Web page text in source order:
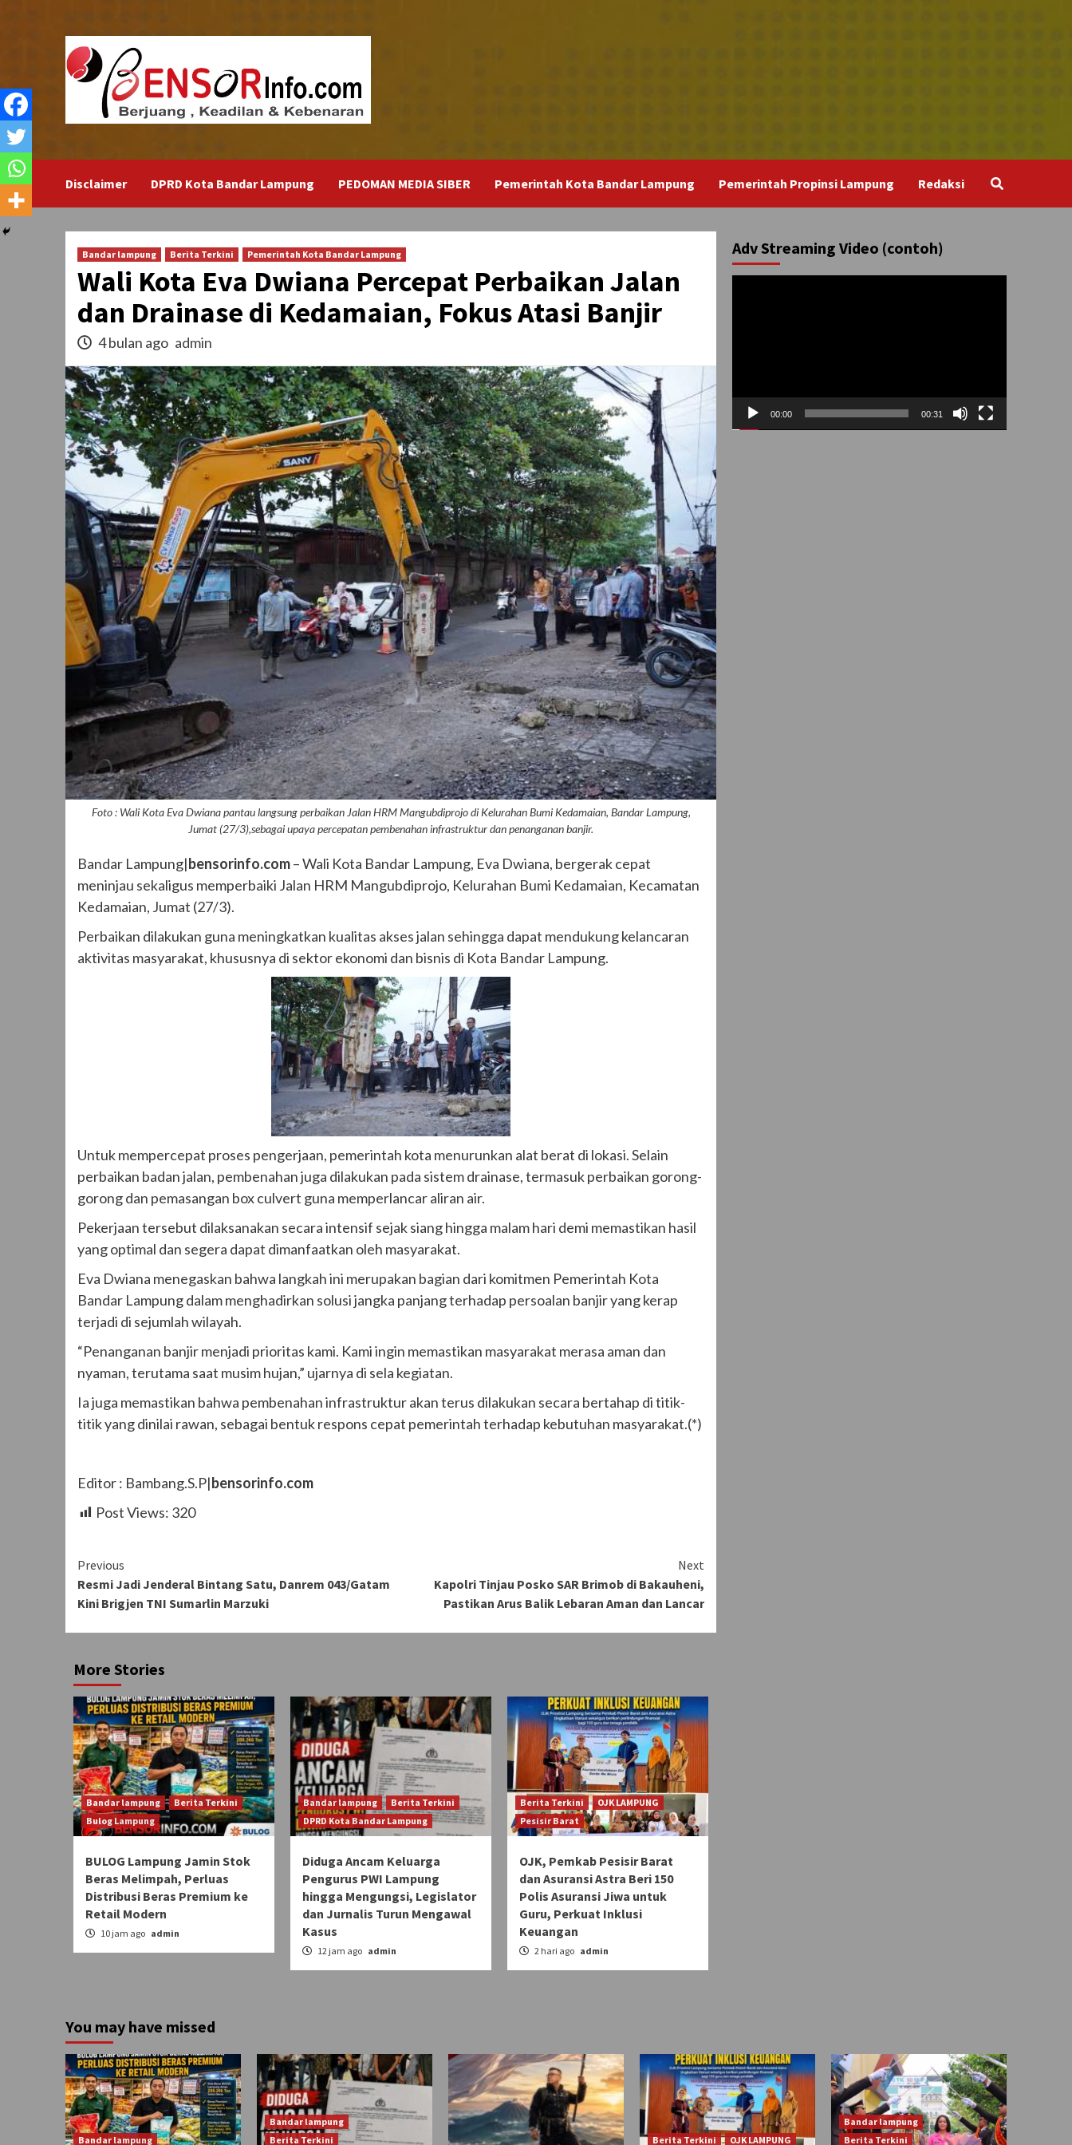
Disclaimer DPRD Kota Bandar Lampung PEDOMAN MEDIA SIBER Pemerintah Kota Bandar Lampung Pemerintah Propinsi Lampung Redaksi
Bandar lampung Berita Terkini Pemerintah Kota Bandar Lampung
Wali Kota Eva Dwiana Percepat Perbaikan Jalan
dan Drainase di Kedamaian, Fokus Atasi Banjir
4 bulan ago admin
Foto : Wali Kota Eva Dwiana pantau langsung perbaikan Jalan HRM Mangubdiprojo di Kelurahan Bumi Kedamaian, Bandar Lampung,
Jumat (27/3),sebagai upaya percepatan pembenahan infrastruktur dan penanganan banjir.
Bandar Lampung|bensorinfo.com– Wali Kota Bandar Lampung, Eva Dwiana, bergerak cepat
meninjau sekaligus memperbaiki Jalan HRM Mangubdiprojo, Kelurahan Bumi Kedamaian, Kecamatan
Kedamaian, Jumat (27/3).
Perbaikan dilakukan guna meningkatkan kualitas akses jalan sehingga dapat mendukung kelancaran
aktivitas masyarakat, khususnya di sektor ekonomi dan bisnis di Kota Bandar Lampung.
Untuk mempercepat proses pengerjaan, pemerintah kota menurunkan alat berat di lokasi. Selain
perbaikan badan jalan, pembenahan juga dilakukan pada sistem drainase, termasuk perbaikan gorong-
gorong dan pemasangan box culvert guna memperlancar aliran air.
Pekerjaan tersebut dilaksanakan secara intensif sejak siang hingga malam hari demi memastikan hasil
yang optimal dan segera dapat dimanfaatkan oleh masyarakat.
Eva Dwiana menegaskan bahwa langkah ini merupakan bagian dari komitmen Pemerintah Kota
Bandar Lampung dalam menghadirkan solusi jangka panjang terhadap persoalan banjir yang kerap
terjadi di sejumlah wilayah.
“Penanganan banjir menjadi prioritas kami. Kami ingin memastikan masyarakat merasa aman dan
nyaman, terutama saat musim hujan,” ujarnya di sela kegiatan.
Ia juga memastikan bahwa pembenahan infrastruktur akan terus dilakukan secara bertahap di titik-
titik yang dinilai rawan, sebagai bentuk respons cepat pemerintah terhadap kebutuhan masyarakat.(*)
Editor : Bambang.S.P|bensorinfo.com
Post Views: 320
Continue
Reading
Previous
Resmi Jadi Jenderal Bintang Satu, Danrem 043/Gatam
Kini Brigjen TNI Sumarlin Marzuki
Next
Kapolri Tinjau Posko SAR Brimob di Bakauheni,
Pastikan Arus Balik Lebaran Aman dan Lancar
More Stories
Bandar lampung
Berita Terkini
Bulog Lampung
BULOG Lampung Jamin Stok
Beras Melimpah, Perluas
Distribusi Beras Premium ke
Retail Modern
10 jam ago admin
Bandar lampung
Berita Terkini
DPRD Kota Bandar Lampung
Diduga Ancam Keluarga
Pengurus PWI Lampung
hingga Mengungsi, Legislator
dan Jurnalis Turun Mengawal
Kasus
12 jam ago admin
Berita Terkini
OJK LAMPUNG
Pesisir Barat
OJK, Pemkab Pesisir Barat
dan Asuransi Astra Beri 150
Polis Asuransi Jiwa untuk
Guru, Perkuat Inklusi
Keuangan
2 hari ago admin
Adv Streaming Video (contoh)
00:00 00:31
You may have missed
Bandar lampung
Bandar lampung
Berita Terkini
Berita Terkini OJK LAMPUNG
Bandar lampung
Berita Terkini